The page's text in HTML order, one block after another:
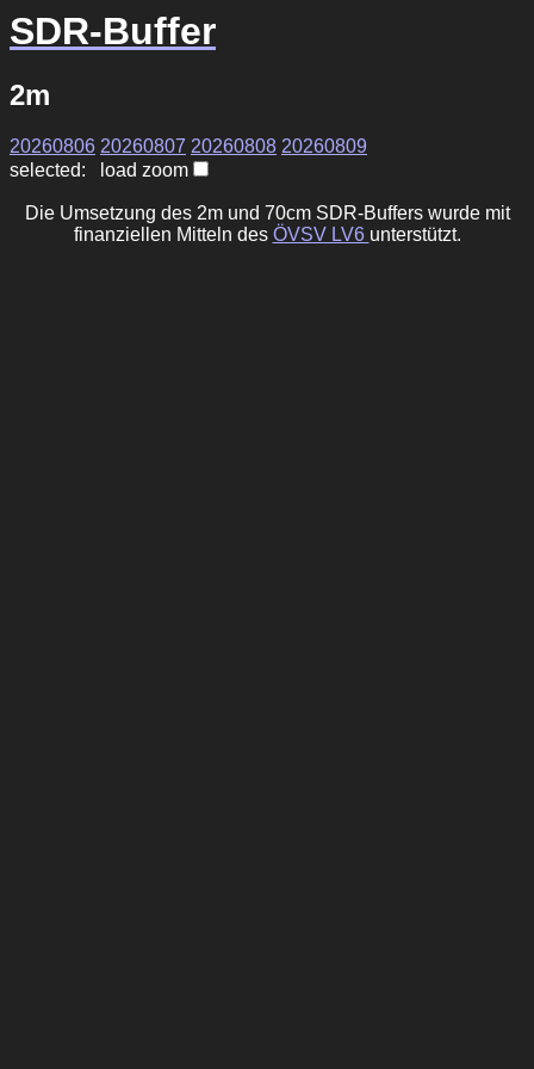
SDR-Buffer
2m
20260806 20260807 20260808 20260809
selected: load zoom
Die Umsetzung des 2m und 70cm SDR-Buffers wurde mit
finanziellen Mitteln des ÖVSV LV6 unterstützt.